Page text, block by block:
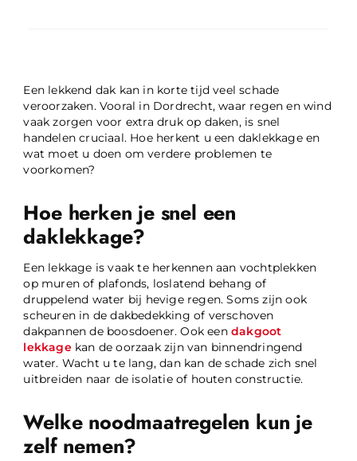
Een lekkend dak kan in korte tijd veel schade
veroorzaken. Vooral in Dordrecht, waar regen en wind
vaak zorgen voor extra druk op daken, is snel
handelen cruciaal. Hoe herkent u een daklekkage en
wat moet u doen om verdere problemen te
voorkomen?
Hoe herken je snel een
daklekkage?
Een lekkage is vaak te herkennen aan vochtplekken
op muren of plafonds, loslatend behang of
druppelend water bij hevige regen. Soms zijn ook
scheuren in de dakbedekking of verschoven
dakpannen de boosdoener. Ook eendakgoot
lekkagekan de oorzaak zijn van binnendringend
water. Wacht u te lang, dan kan de schade zich snel
uitbreiden naar de isolatie of houten constructie.
Welke noodmaatregelen kun je
zelf nemen?